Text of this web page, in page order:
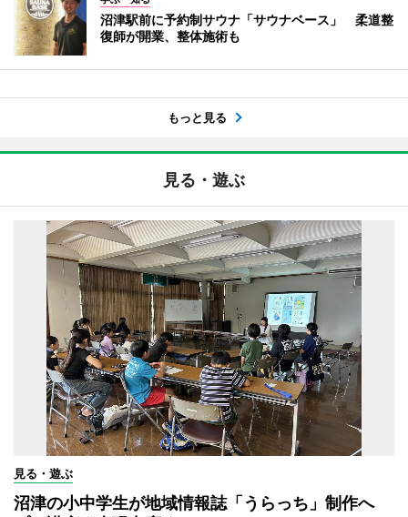
沼津駅前に予約制サウナ「サウナベース」 柔道整
復師が開業、整体施術も
もっと見る
見る・遊ぶ
見る・遊ぶ
沼津の小中学生が地域情報誌「うらっち」制作へ